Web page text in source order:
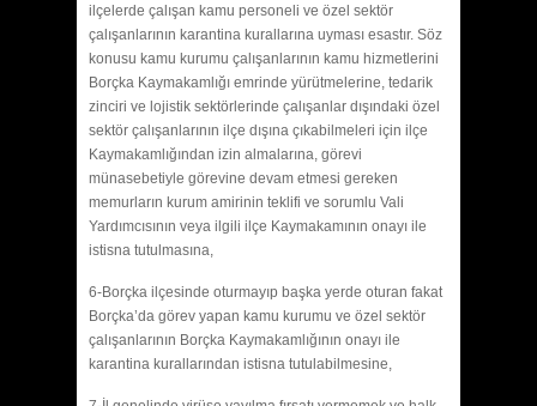
ilçelerde çalışan kamu personeli ve özel sektör
çalışanlarının karantina kurallarına uyması esastır. Söz
konusu kamu kurumu çalışanlarının kamu hizmetlerini
Borçka Kaymakamlığı emrinde yürütmelerine, tedarik
zinciri ve lojistik sektörlerinde çalışanlar dışındaki özel
sektör çalışanlarının ilçe dışına çıkabilmeleri için ilçe
Kaymakamlığından izin almalarına, görevi
münasebetiyle görevine devam etmesi gereken
memurların kurum amirinin teklifi ve sorumlu Vali
Yardımcısının veya ilgili ilçe Kaymakamının onayı ile
istisna tutulmasına,
6-Borçka ilçesinde oturmayıp başka yerde oturan fakat
Borçka’da görev yapan kamu kurumu ve özel sektör
çalışanlarının Borçka Kaymakamlığının onayı ile
karantina kurallarından istisna tutulabilmesine,